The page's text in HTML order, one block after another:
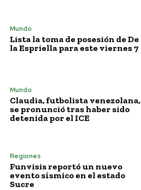
Mundo
Lista la toma de posesión de De
la Espriella para este viernes 7
Mundo
Claudia, futbolista venezolana,
se pronunció tras haber sido
detenida por el ICE
Regiones
Funvisis reportó un nuevo
evento sísmico en el estado
Sucre